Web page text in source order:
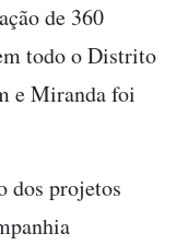
de 360
todo o Distrito
e Miranda foi
dos projetos